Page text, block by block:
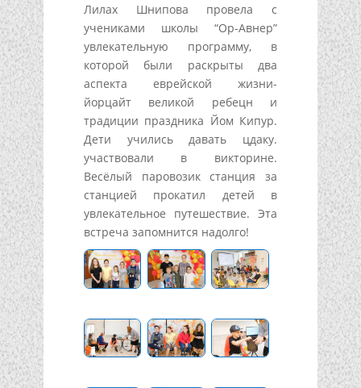
Лилах Шнипова провела с
учениками школы “Ор-Авнер”
увлекательную программу, в
которой были раскрыты два
аспекта еврейской жизни-
йорцайт великой ребецн и
традиции праздника Йом Кипур.
Дети учились давать цдаку.
участвовали в викторине.
Весёлый паровозик станция за
станцией прокатил детей в
увлекательное путешествие. Эта
встреча запомнится надолго!